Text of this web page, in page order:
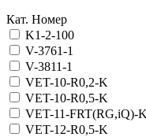
Кат. Номер
K1-2-100
V-3761-1
V-3811-1
VET-10-R0,2-K
VET-10-R0,5-K
VET-11-FRT(RG,iQ)-K
VET-12-R0,5-K